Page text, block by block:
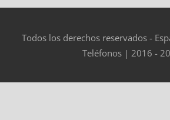
Todos los derechos reservados -
Teléfonos | 2016 -